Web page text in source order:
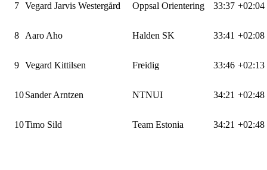
7 Vegard Jarvis Westergård Oppsal Orientering 33:37 +02:04
8 Aaro Aho Halden SK 33:41 +02:08
9 Vegard Kittilsen Freidig 33:46 +02:13
10Sander Arntzen NTNUI 34:21 +02:48
10Timo Sild Team Estonia 34:21 +02:48